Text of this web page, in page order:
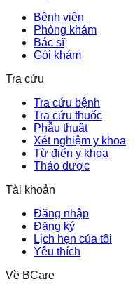
Bệnh viện
Phòng khám
Bác sĩ
Gói khám
Tra cứu
Tra cứu bệnh
Tra cứu thuốc
Phẫu thuật
Xét nghiệm y khoa
Từ điển y khoa
Thảo dược
Tài khoản
Đăng nhập
Đăng ký
Lịch hẹn của tôi
Yêu thích
Về BCare